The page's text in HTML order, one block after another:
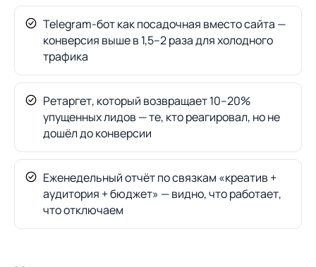
Telegram-бот как посадочная вместо сайта —
конверсия выше в 1,5–2 раза для холодного
трафика
Ретаргет, который возвращает 10–20%
упущенных лидов — те, кто реагировал, но не
дошёл до конверсии
Еженедельный отчёт по связкам «креатив +
аудитория + бюджет» — видно, что работает,
что отключаем